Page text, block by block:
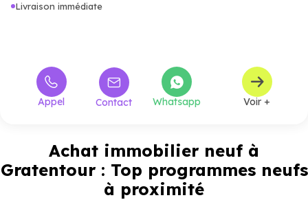
équipements haut de gamme et
Livraison immédiate
Appel Contact Whatsapp Voir +
Achat immobilier neuf à
Gratentour : Top programmes neufs
à proximité